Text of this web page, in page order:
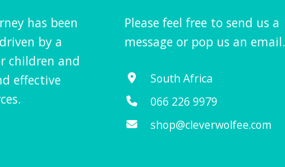
has been
by a
children and
effective
Please feel free to send us a
message or pop us an email.
South Africa
066 226 9979
shop@cleverwolfee.com